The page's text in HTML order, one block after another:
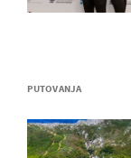
PUTOVANJA